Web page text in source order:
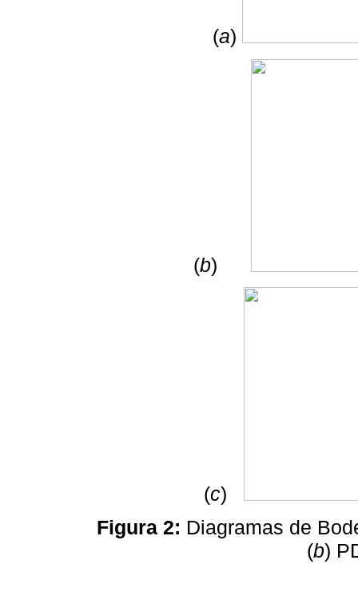
(a)
(b)
(c)
Figura 2: Diagramas de
(b)